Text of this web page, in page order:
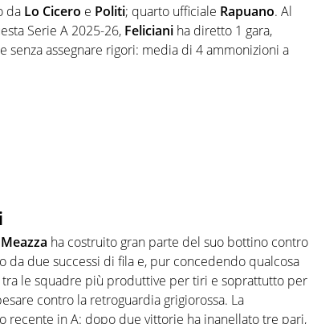
da Lo Cicero e Politi; quarto ufficiale Rapuano. Al
Serie A 2025-26, Feliciani ha diretto 1 gara,
senza assegnare rigori: media di 4 ammonizioni a
Meazza ha costruito gran parte del suo bottino contro
da due successi di fila e, pur concedendo qualcosa
tra le squadre più produttive per tiri e soprattutto per
contro la retroguardia grigiorossa. La
recente in A: dopo due vittorie ha inanellato tre pari,